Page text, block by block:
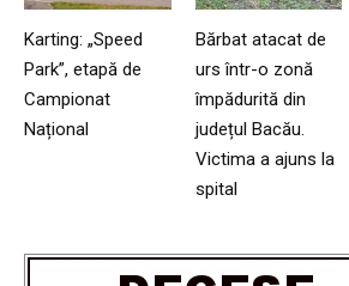
Karting: „Speed
Park”, etapă de
Campionat
Național
Bărbat atacat de
urs într-o zonă
împădurită din
județul Bacău.
Victima a ajuns la
spital